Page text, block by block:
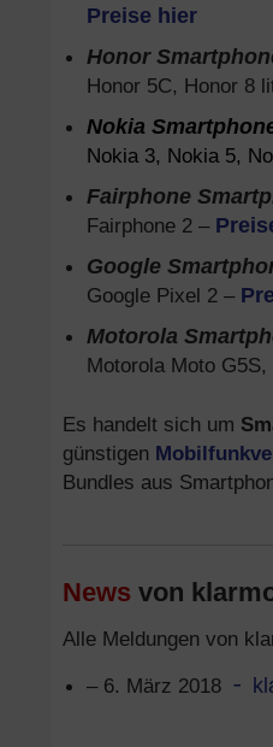
Preise hier
Honor
Honor 5C, Honor 8
Nokia
Nokia 3, Nokia 5,
Fairphone
Fairphone 2 –
Google
Google Pixel 2 –
Motorola
Motorola Moto
Es handelt sich um
günstigen
Bundles aus
News von
Alle Meldungen von
– 6. März 2018